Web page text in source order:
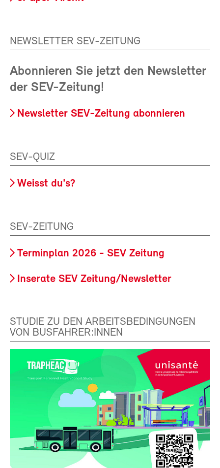
NEWSLETTER SEV-ZEITUNG
Abonnieren Sie jetzt den Newsletter
der SEV-Zeitung!
Newsletter SEV-Zeitung abonnieren
SEV-QUIZ
Weisst du's?
SEV-ZEITUNG
Terminplan 2026 - SEV Zeitung
Inserate SEV Zeitung/Newsletter
STUDIE ZU DEN ARBEITSBEDINGUNGEN
VON BUSFAHRER:INNEN